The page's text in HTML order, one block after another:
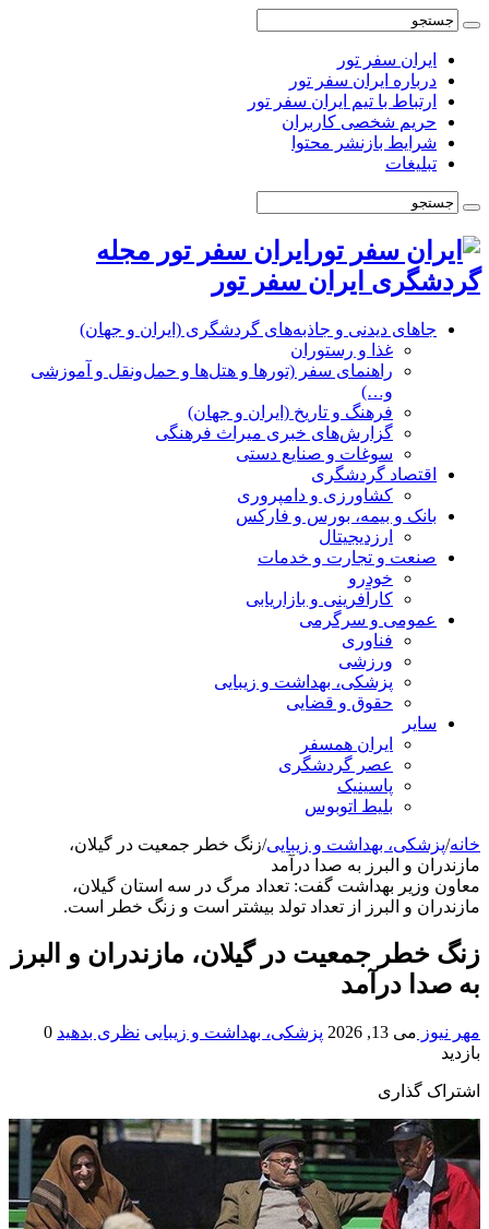
ایران سفر تور
درباره ایران سفر تور
ارتباط با تیم ایران سفر تور
حریم شخصی کاربران
شرایط بازنشر محتوا
تبلیغات
ایران سفر تور مجله
گردشگری ایران سفر تور
جاهای دیدنی و جاذبه‌های گردشگری (ایران و جهان)
غذا و رستوران
راهنمای سفر (تورها و هتل‌ها و حمل‌و‌نقل و آموزشی
و…)
فرهنگ و تاریخ (ایران و جهان)
گزارش‌های خبری میراث فرهنگی
سوغات و صنایع دستی
اقتصاد گردشگری
کشاورزی و دامپروری
بانک و بیمه، بورس و فارکس
ارزدیجیتال
صنعت و تجارت و خدمات
خودرو
کارآفرینی و بازاریابی
عمومی و سرگرمی
فناوری
ورزشی
پزشکی، بهداشت و زیبایی
حقوق و قضایی
سایر
ایران همسفر
عصر گردشگری
پاسینیک
بلیط اتوبوس
خانه/پزشکی، بهداشت و زیبایی/زنگ خطر جمعیت در گیلان،
مازندران و البرز به صدا درآمد
معاون وزیر بهداشت گفت: تعداد مرگ در سه استان گیلان،
مازندران و البرز از تعداد تولد بیشتر است و زنگ خطر است.
زنگ خطر جمعیت در گیلان، مازندران و البرز
به صدا درآمد
مهر نیوز می 13, 2026 پزشکی، بهداشت و زیبایی نظری بدهید 0
بازدید
اشتراک گذاری